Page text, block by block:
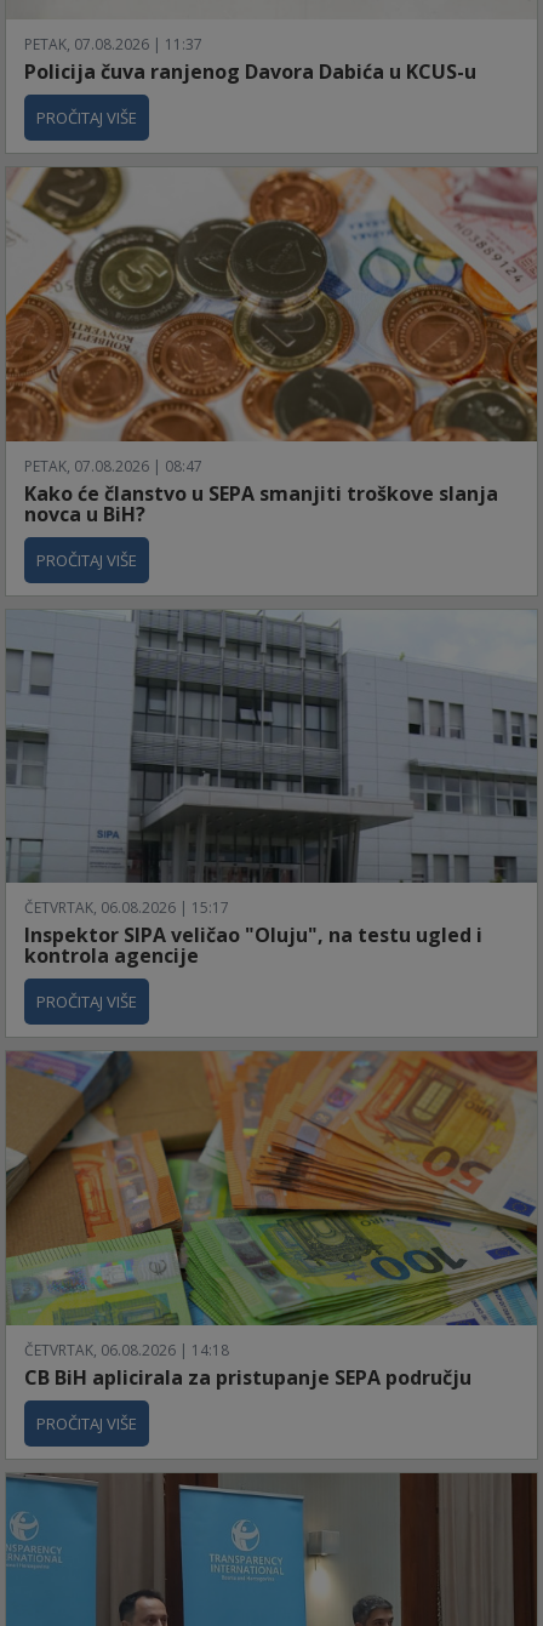
PETAK, 07.08.2026 | 11:37
Policija čuva ranjenog Davora Dabića u KCUS-u
PROČITAJ VIŠE
PETAK, 07.08.2026 | 08:47
Kako će članstvo u SEPA smanjiti troškove slanja
novca u BiH?
PROČITAJ VIŠE
ČETVRTAK, 06.08.2026 | 15:17
Inspektor SIPA veličao "Oluju", na testu ugled i
kontrola agencije
PROČITAJ VIŠE
ČETVRTAK, 06.08.2026 | 14:18
CB BiH aplicirala za pristupanje SEPA području
PROČITAJ VIŠE